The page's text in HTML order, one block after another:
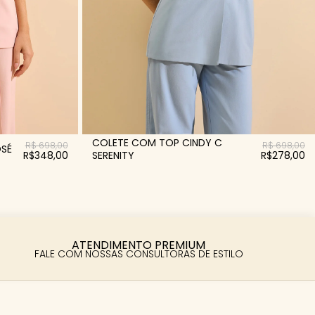
R$ 698,00
R$348,00
COLETE COM TOP CINDY C
SERENITY
R$ 698,00
R$278,00
ATENDIMENTO PREMIUM
FALE COM NOSSAS CONSULTORAS DE ESTILO